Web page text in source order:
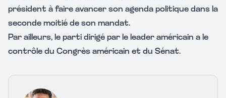
président à faire avancer son agenda politique dans la
seconde moitié de son mandat.
Par ailleurs, le parti dirigé par le leader américain a le
contrôle du Congrès américain et du Sénat.